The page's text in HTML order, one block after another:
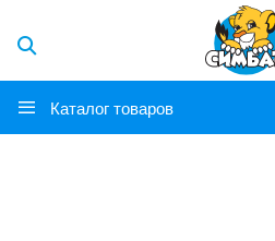
Каталог товаров